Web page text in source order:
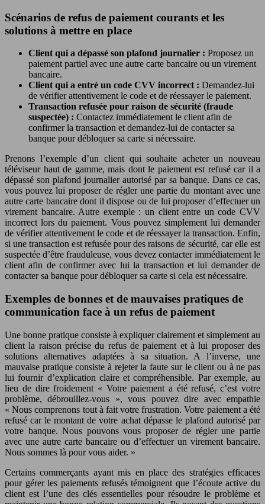
Scénarios de refus de paiement courants et les
solutions à mettre en place
Client qui a dépassé son plafond journalier : Proposez un
paiement partiel avec une autre carte bancaire ou un virement
bancaire.
Client qui a entré un code CVV incorrect : Demandez-lui
de vérifier attentivement le code et de réessayer le paiement.
Transaction refusée pour raison de sécurité (fraude
suspectée) : Contactez immédiatement le client afin de
confirmer la transaction et demandez-lui de contacter sa
banque pour débloquer sa carte si nécessaire.
Prenons l’exemple d’un client qui souhaite acheter un nouveau
téléviseur haut de gamme, mais dont le paiement est refusé car il a
dépassé son plafond journalier autorisé par sa banque. Dans ce cas,
vous pouvez lui proposer de régler une partie du montant avec une
autre carte bancaire dont il dispose ou de lui proposer d’effectuer un
virement bancaire. Autre exemple : un client entre un code CVV
incorrect lors du paiement. Vous pouvez simplement lui demander
de vérifier attentivement le code et de réessayer la transaction. Enfin,
si une transaction est refusée pour des raisons de sécurité, car elle est
suspectée d’être frauduleuse, vous devez contacter immédiatement le
client afin de confirmer avec lui la transaction et lui demander de
contacter sa banque pour débloquer sa carte si cela est nécessaire.
Exemples de bonnes et de mauvaises pratiques de
communication face à un refus de paiement
Une bonne pratique consiste à expliquer clairement et simplement au
client la raison précise du refus de paiement et à lui proposer des
solutions alternatives adaptées à sa situation. A l’inverse, une
mauvaise pratique consiste à rejeter la faute sur le client ou à ne pas
lui fournir d’explication claire et compréhensible. Par exemple, au
lieu de dire froidement « Votre paiement a été refusé, c’est votre
problème, débrouillez-vous », vous pouvez dire avec empathie
« Nous comprenons tout à fait votre frustration. Votre paiement a été
refusé car le montant de votre achat dépasse le plafond autorisé par
votre banque. Nous pouvons vous proposer de régler une partie
avec une autre carte bancaire ou d’effectuer un virement bancaire.
Nous sommes là pour vous aider. »
Certains commerçants ayant mis en place des stratégies efficaces
pour gérer les paiements refusés témoignent que l’écoute active du
client est l’une des clés essentielles pour résoudre le problème et